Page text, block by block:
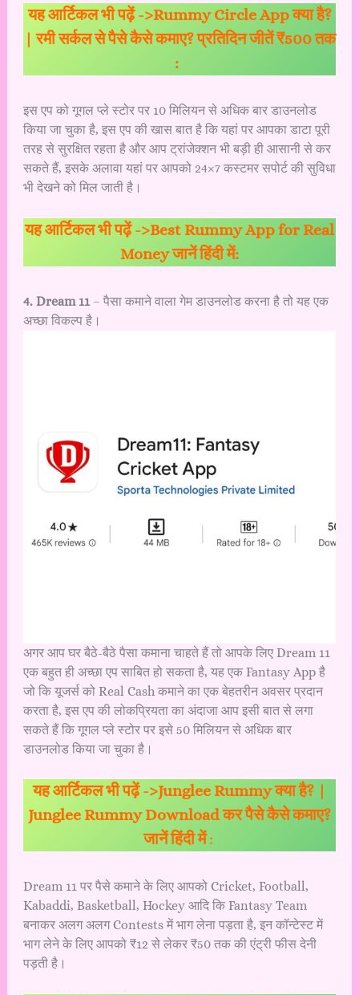
यह आर्टिकल भी पढ़ें ->Rummy Circle App क्या है?
| रमी सर्कल से पैसे कैसे कमाए? प्रतिदिन जीतें ₹500 तक
:
इस एप को गूगल प्ले स्टोर पर 10 मिलियन से अधिक बार डाउनलोड
किया जा चुका है, इस एप की खास बात है कि यहां पर आपका डाटा पूरी
तरह से सुरक्षित रहता है और आप ट्रांजेक्शन भी बड़ी ही आसानी से कर
सकते हैं, इसके अलावा यहां पर आपको 24×7 कस्टमर सपोर्ट की सुविधा
भी देखने को मिल जाती है।
यह आर्टिकल भी पढ़ें ->Best Rummy App for Real
Money जानें हिंदी में:
4. Dream 11– पैसा कमाने वाला गेम डाउनलोड करना है तो यह एक
अच्छा विकल्प है।
अगर आप घर बैठे-बैठे पैसा कमाना चाहते हैं तो आपके लिए Dream 11
एक बहुत ही अच्छा एप साबित हो सकता है, यह एक Fantasy App है
जो कि यूजर्स को Real Cash कमाने का एक बेहतरीन अवसर प्रदान
करता है, इस एप की लोकप्रियता का अंदाजा आप इसी बात से लगा
सकते हैं कि गूगल प्ले स्टोर पर इसे 50 मिलियन से अधिक बार
डाउनलोड किया जा चुका है।
यह आर्टिकल भी पढ़ें ->Junglee Rummy क्या है? |
Junglee Rummy Download कर पैसे कैसे कमाए?
जानें हिंदी में:
Dream 11 पर पैसे कमाने के लिए आपको Cricket, Football,
Kabaddi, Basketball, Hockey आदि कि Fantasy Team
बनाकर अलग अलग Contests में भाग लेना पड़ता है, इन कॉन्टेस्ट में
भाग लेने के लिए आपको ₹12 से लेकर ₹50 तक की एंट्री फीस देनी
पड़ती है।